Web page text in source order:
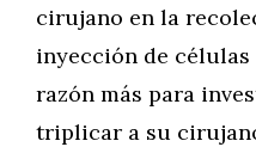
cirujano en la
inyección de células
razón más para
triplicar a su